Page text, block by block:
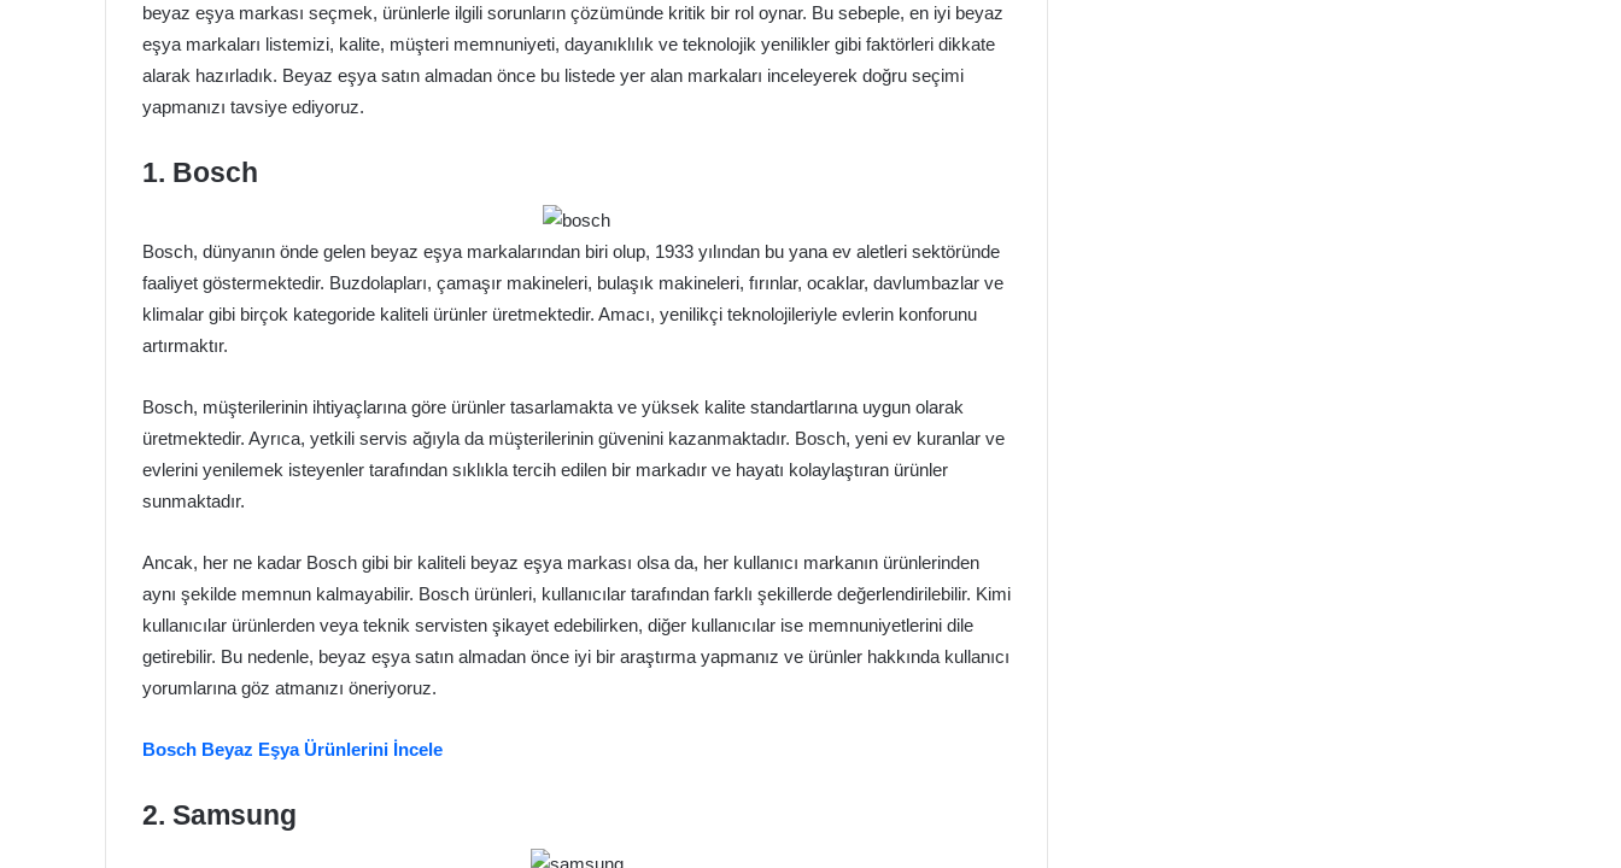
beyaz eşya markası seçmek, ürünlerle ilgili sorunların çözümünde kritik bir rol oynar. Bu sebeple, en iyi beyaz
eşya markaları listemizi, kalite, müşteri memnuniyeti, dayanıklılık ve teknolojik yenilikler gibi faktörleri dikkate
alarak hazırladık. Beyaz eşya satın almadan önce bu listede yer alan markaları inceleyerek doğru seçimi
yapmanızı tavsiye ediyoruz.
1. Bosch
Bosch, dünyanın önde gelen beyaz eşya markalarından biri olup, 1933 yılından bu yana ev aletleri sektöründe
faaliyet göstermektedir. Buzdolapları, çamaşır makineleri, bulaşık makineleri, fırınlar, ocaklar, davlumbazlar ve
klimalar gibi birçok kategoride kaliteli ürünler üretmektedir. Amacı, yenilikçi teknolojileriyle evlerin konforunu
artırmaktır.
Bosch, müşterilerinin ihtiyaçlarına göre ürünler tasarlamakta ve yüksek kalite standartlarına uygun olarak
üretmektedir. Ayrıca, yetkili servis ağıyla da müşterilerinin güvenini kazanmaktadır. Bosch, yeni ev kuranlar ve
evlerini yenilemek isteyenler tarafından sıklıkla tercih edilen bir markadır ve hayatı kolaylaştıran ürünler
sunmaktadır.
Ancak, her ne kadar Bosch gibi bir kaliteli beyaz eşya markası olsa da, her kullanıcı markanın ürünlerinden
aynı şekilde memnun kalmayabilir. Bosch ürünleri, kullanıcılar tarafından farklı şekillerde değerlendirilebilir. Kimi
kullanıcılar ürünlerden veya teknik servisten şikayet edebilirken, diğer kullanıcılar ise memnuniyetlerini dile
getirebilir. Bu nedenle, beyaz eşya satın almadan önce iyi bir araştırma yapmanız ve ürünler hakkında kullanıcı
yorumlarına göz atmanızı öneriyoruz.
Bosch Beyaz Eşya Ürünlerini İncele
2. Samsung